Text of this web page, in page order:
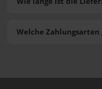
Welche Zahlungsarten